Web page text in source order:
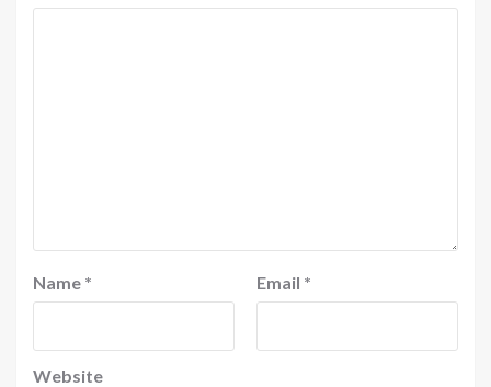
Name * Email *
Website